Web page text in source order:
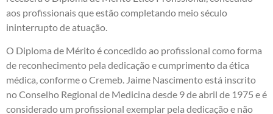
aos profissionais que estão completando meio século
ininterrupto de atuação.
O Diploma de Mérito é concedido ao profissional como forma
de reconhecimento pela dedicação e cumprimento da ética
médica, conforme o Cremeb. Jaime Nascimento está inscrito
no Conselho Regional de Medicina desde 9 de abril de 1975 e é
considerado um profissional exemplar pela dedicação e não